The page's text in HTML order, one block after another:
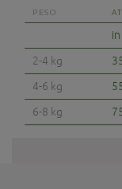
PESO
2-4 kg
4-6 kg
6-8 kg